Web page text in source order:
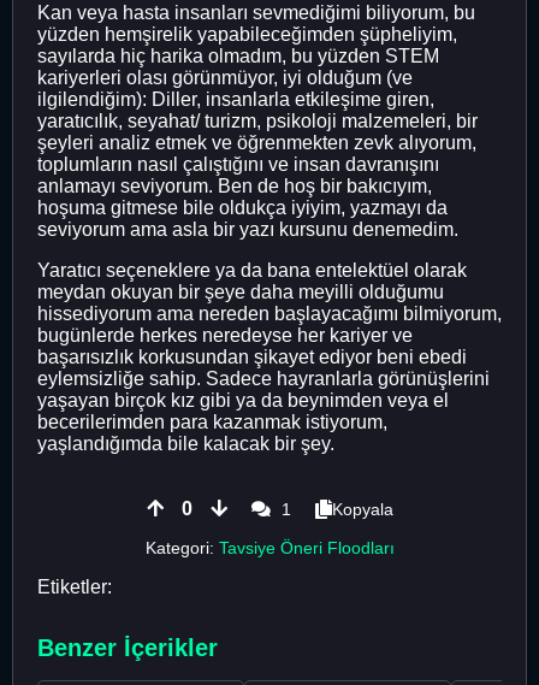
Kan veya hasta insanları sevmediğimi biliyorum, bu
yüzden hemşirelik yapabileceğimden şüpheliyim,
sayılarda hiç harika olmadım, bu yüzden STEM
kariyerleri olası görünmüyor, iyi olduğum (ve
ilgilendiğim): Diller, insanlarla etkileşime giren,
yaratıcılık, seyahat/ turizm, psikoloji malzemeleri, bir
şeyleri analiz etmek ve öğrenmekten zevk alıyorum,
toplumların nasıl çalıştığını ve insan davranışını
anlamayı seviyorum. Ben de hoş bir bakıcıyım,
hoşuma gitmese bile oldukça iyiyim, yazmayı da
seviyorum ama asla bir yazı kursunu denemedim.
Yaratıcı seçeneklere ya da bana entelektüel olarak
meydan okuyan bir şeye daha meyilli olduğumu
hissediyorum ama nereden başlayacağımı bilmiyorum,
bugünlerde herkes neredeyse her kariyer ve
başarısızlık korkusundan şikayet ediyor beni ebedi
eylemsizliğe sahip. Sadece hayranlarla görünüşlerini
yaşayan birçok kız gibi ya da beynimden veya el
becerilerimden para kazanmak istiyorum,
yaşlandığımda bile kalacak bir şey.
0 1
Kopyala
Kategori: Tavsiye Öneri Floodları
Etiketler:
Benzer İçerikler